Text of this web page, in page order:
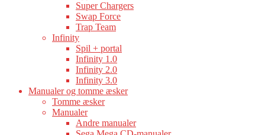
Super Chargers
Swap Force
Trap Team
Infinity
Spil + portal
Infinity 1.0
Infinity 2.0
Infinity 3.0
Manualer og tomme æsker
Tomme æsker
Manualer
Andre manualer